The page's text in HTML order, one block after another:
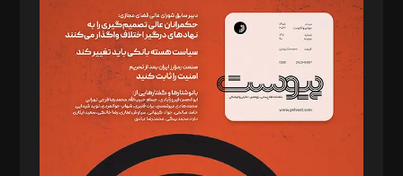
سردبیر: مهرک محمودی
دبیر تحریریه: میثم قاسمی
د‌بیر ناداستان: سمانه سمیع
د‌بیر خدمت و تجارت: ابوالفضل رجبی
د‌بیر حقوق فناوری: حسام‌الدین ایپکچی
د‌بیر پیوست جهان: مینا پاکدل
د‌بیر تحریریه آنلاین: بابک نقاش